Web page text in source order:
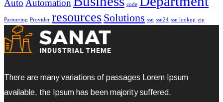
Auto Automation code
Partnering Provider resources Solutions ssn ssn24 ssn lookup zip
There are many variations of passages Lorem Ipsum
available, the Ipsum has been majority suffered.